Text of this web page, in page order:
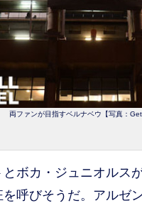
両ファンが目指すベルナベウ【写真：
ボカ・ジュニオルス
呼びそうだ。アルゼ